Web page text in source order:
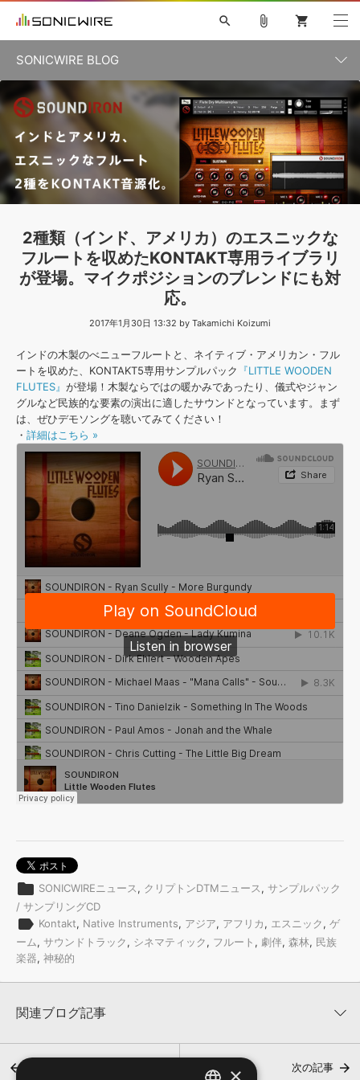
ソフト音源 »
プラグイン・エフェクト »
ソフトウェア／ツール »
効果音 »
BGM »
キャンペーン »
特集 »
ニュースレター »
SONICWIREブログ »
製品サポート情報 »
DTMガイド »
お問い合わせ »
音楽カード 製作サービス
無償のサウンド管理ソフト
APS 映像のBGM・ セリフを音声分離
音素材の制作・ライセンス提供
search
初音ミク V4X 鏡音リン・レン V4X
巡音ルカ V4X
ボーカル抜き出し
MEIKO V3 KAITO V3
MASSIVE
SYLENTH1
VOCALOID VIENNA
ライセンスフリーBGM
TOONTRACK
サンプルパックを試そう
MUTANT
シネマティック音源特集
EZdrummer2
KOTO NATION
ソフト音源 プラグイン・エフェクト サンプルパック
ソフトウェア／ツール DAW 効果音 BGM
attach_file shopping_cart
SONICWIRE BLOG
カテゴリ一覧
2種類（インド、アメリカ）のエスニックな
フルートを収めたKONTAKT専用ライブラリ
が登場。マイクポジションのブレンドにも対
応。
2017年1月30日 13:32 by Takamichi Koizumi
インドの木製のべニューフルートと、ネイティブ・アメリカン・フル
ートを収めた、KONTAKT5専用サンプルパック
『LITTLE WOODEN
FLUTES』 が登場！木製ならではの暖かみであったり、儀式やジャン
グルなど民族的な要素の演出に適したサウンドとなっています。まず
は、ぜひデモソングを聴いてみてください！
・ 詳細はこちら »
folder SONICWIREニュース, クリプトンDTMニュース, サンプルパック
/ サンプリングCD
label Kontakt, Native Instruments, アジア, アフリカ, エスニック, ゲ
ーム, サウンドトラック, シネマティック, フルート , 劇伴, 森林, 民族
楽器, 神秘的
関連ブログ記事
次の記事